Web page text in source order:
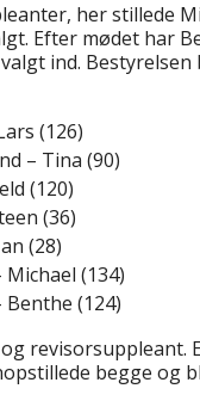
her stillede
Efter mødet har
ind. Bestyrelsen
(126)
– Tina (90)
(120)
(36)
(28)
(134)
(124)
revisorsuppleant.
begge og